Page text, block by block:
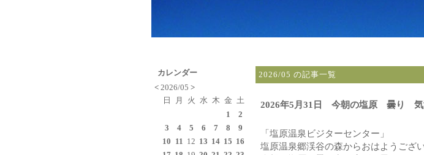
2026/05 の記事一覧
2026年5月31日 今朝の塩原 曇り
「塩原温泉ビジターセンター」
塩原温泉郷渓谷の森からおはようござ
カレンダー
< 2026/05 >
日
月 火 水 木 金 土
1
2
3
4 5 6 7 8
9
10 11 12 13 14 15 16